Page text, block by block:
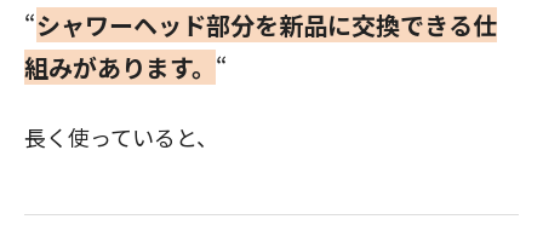
“シャワーヘッド部分を新品に交換できる仕
組みがあります。 “
長く使っていると、